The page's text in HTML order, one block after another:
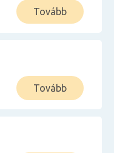
Tovább
Tovább